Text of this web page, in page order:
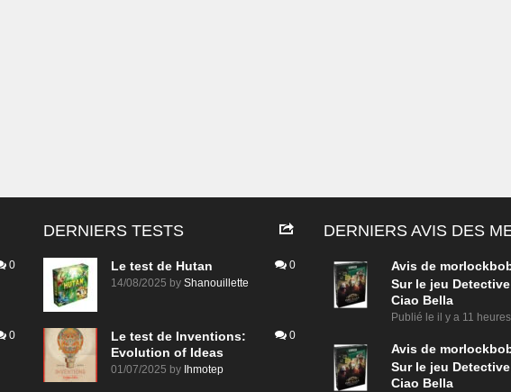
0
0
DERNIERS TESTS
Le test de Hutan
14/08/2025 by Shanouillette
0
Le test de Inventions:
Evolution of Ideas
01/07/2025 by Ihmotep
0
DERNIERS AVIS DES
Avis de
Sur le jeu
Ciao Bella
Publié le il y a 11 heures
Avis de
Sur le jeu
Ciao Bella